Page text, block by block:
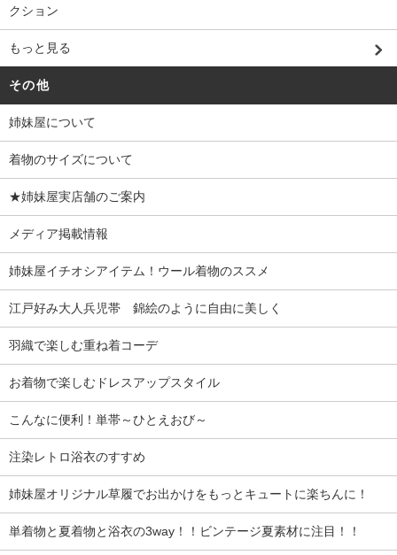
クション
もっと見る
その他
姉妹屋について
着物のサイズについて
★姉妹屋実店舗のご案内
メディア掲載情報
姉妹屋イチオシアイテム！ウール着物のススメ
江戸好み大人兵児帯 錦絵のように自由に美しく
羽織で楽しむ重ね着コーデ
お着物で楽しむドレスアップスタイル
こんなに便利！単帯～ひとえおび～
注染レトロ浴衣のすすめ
姉妹屋オリジナル草履でお出かけをもっとキュートに楽ちんに！
単着物と夏着物と浴衣の3way！！ビンテージ夏素材に注目！！